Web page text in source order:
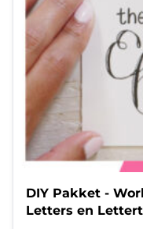
DIY Pakket -
Letters en